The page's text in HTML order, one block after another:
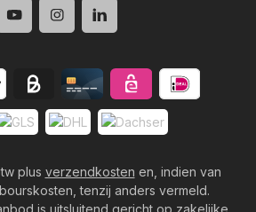
plus verzendkosten en, indien van
tenzij anders vermeld.
is uitsluitend gericht op zakelijke